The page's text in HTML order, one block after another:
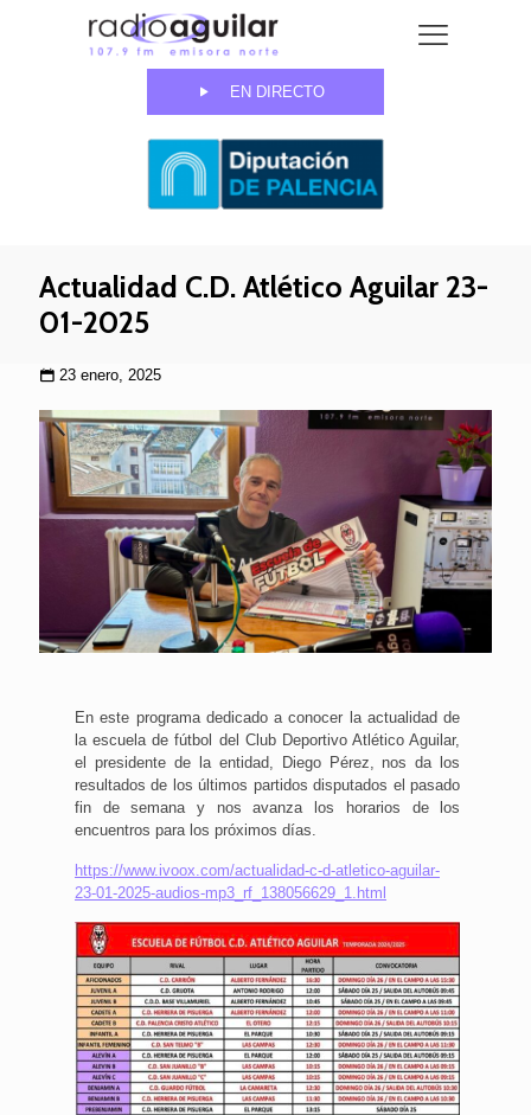
EN DIRECTO
Actualidad C.D. Atlético Aguilar 23-
01-2025
23 enero, 2025
En este programa dedicado a conocer la actualidad de
la escuela de fútbol del Club Deportivo Atlético Aguilar,
el presidente de la entidad, Diego Pérez, nos da los
resultados de los últimos partidos disputados el pasado
fin de semana y nos avanza los horarios de los
encuentros para los próximos días.
https://www.ivoox.com/actualidad-c-d-atletico-aguilar-
23-01-2025-audios-mp3_rf_138056629_1.html